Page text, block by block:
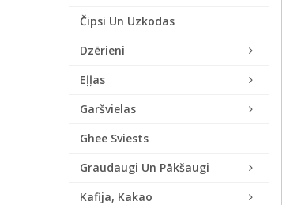
Čipsi Un Uzkodas
Dzērieni
Eļļas
Garšvielas
Ghee Sviests
Graudaugi Un Pākšaugi
Kafija, Kakao